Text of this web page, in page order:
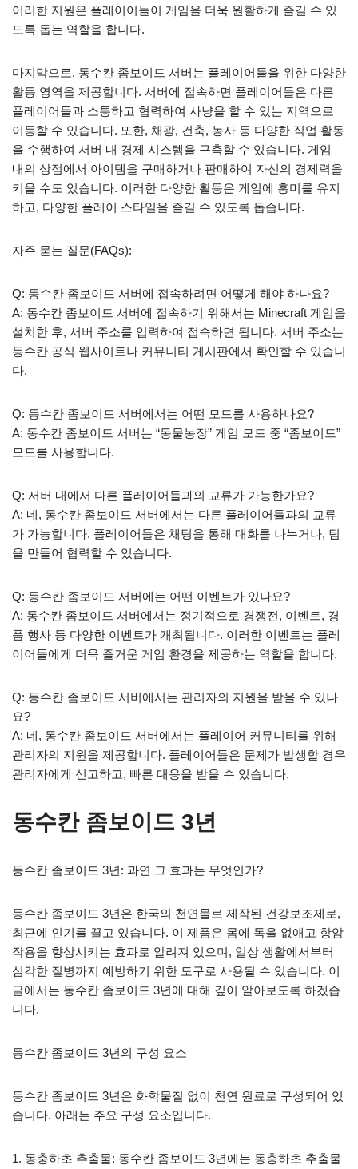
이러한 지원은 플레이어들이 게임을 더욱 원활하게 즐길 수 있
도록 돕는 역할을 합니다.
마지막으로, 동수칸 좀보이드 서버는 플레이어들을 위한 다양한
활동 영역을 제공합니다. 서버에 접속하면 플레이어들은 다른
플레이어들과 소통하고 협력하여 사냥을 할 수 있는 지역으로
이동할 수 있습니다. 또한, 채광, 건축, 농사 등 다양한 직업 활동
을 수행하여 서버 내 경제 시스템을 구축할 수 있습니다. 게임
내의 상점에서 아이템을 구매하거나 판매하여 자신의 경제력을
키울 수도 있습니다. 이러한 다양한 활동은 게임에 흥미를 유지
하고, 다양한 플레이 스타일을 즐길 수 있도록 돕습니다.
자주 묻는 질문(FAQs):
Q: 동수칸 좀보이드 서버에 접속하려면 어떻게 해야 하나요?
A: 동수칸 좀보이드 서버에 접속하기 위해서는 Minecraft 게임을
설치한 후, 서버 주소를 입력하여 접속하면 됩니다. 서버 주소는
동수칸 공식 웹사이트나 커뮤니티 게시판에서 확인할 수 있습니
다.
Q: 동수칸 좀보이드 서버에서는 어떤 모드를 사용하나요?
A: 동수칸 좀보이드 서버는 “동물농장” 게임 모드 중 “좀보이드”
모드를 사용합니다.
Q: 서버 내에서 다른 플레이어들과의 교류가 가능한가요?
A: 네, 동수칸 좀보이드 서버에서는 다른 플레이어들과의 교류
가 가능합니다. 플레이어들은 채팅을 통해 대화를 나누거나, 팀
을 만들어 협력할 수 있습니다.
Q: 동수칸 좀보이드 서버에는 어떤 이벤트가 있나요?
A: 동수칸 좀보이드 서버에서는 정기적으로 경쟁전, 이벤트, 경
품 행사 등 다양한 이벤트가 개최됩니다. 이러한 이벤트는 플레
이어들에게 더욱 즐거운 게임 환경을 제공하는 역할을 합니다.
Q: 동수칸 좀보이드 서버에서는 관리자의 지원을 받을 수 있나
요?
A: 네, 동수칸 좀보이드 서버에서는 플레이어 커뮤니티를 위해
관리자의 지원을 제공합니다. 플레이어들은 문제가 발생할 경우
관리자에게 신고하고, 빠른 대응을 받을 수 있습니다.
동수칸 좀보이드 3년
동수칸 좀보이드 3년: 과연 그 효과는 무엇인가?
동수칸 좀보이드 3년은 한국의 천연물로 제작된 건강보조제로,
최근에 인기를 끌고 있습니다. 이 제품은 몸에 독을 없애고 항암
작용을 향상시키는 효과로 알려져 있으며, 일상 생활에서부터
심각한 질병까지 예방하기 위한 도구로 사용될 수 있습니다. 이
글에서는 동수칸 좀보이드 3년에 대해 깊이 알아보도록 하겠습
니다.
동수칸 좀보이드 3년의 구성 요소
동수칸 좀보이드 3년은 화학물질 없이 천연 원료로 구성되어 있
습니다. 아래는 주요 구성 요소입니다.
1. 동충하초 추출물: 동수칸 좀보이드 3년에는 동충하초 추출물